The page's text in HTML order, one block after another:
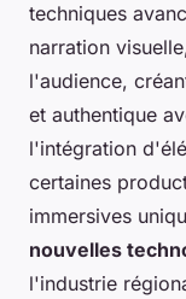
techniques
narration
l'audience,
et authentique
l'intégration
certaines
immersives
nouvelles
l'industrie